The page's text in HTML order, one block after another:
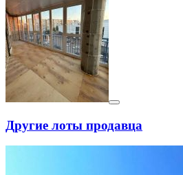
Другие лоты продавца